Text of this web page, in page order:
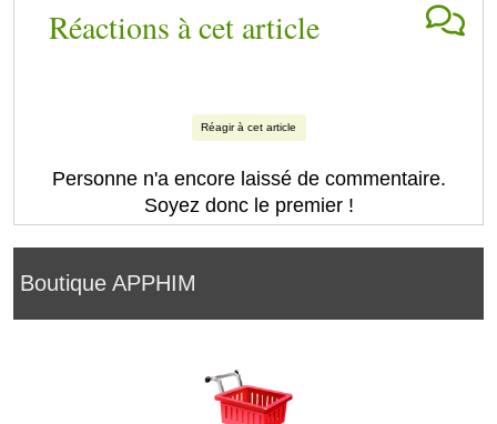
Boutique APPHIM
Réactions à cet article
Réagir à cet article
Personne n'a encore laissé de commentaire.
Soyez donc le premier !